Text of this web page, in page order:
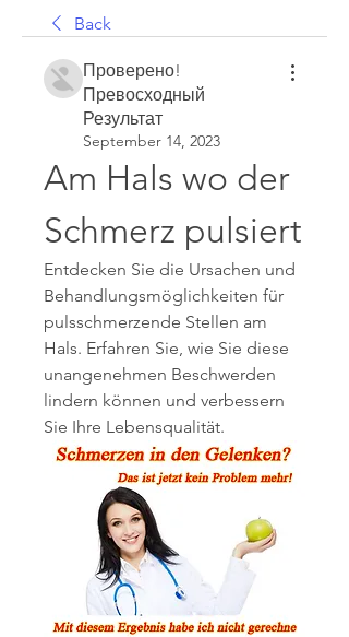
Back
Проверено!
Превосходный
Результат
September 14, 2023
Am Hals wo der
Schmerz pulsiert
Entdecken Sie die Ursachen und
Behandlungsmöglichkeiten für
pulsschmerzende Stellen am
Hals. Erfahren Sie, wie Sie diese
unangenehmen Beschwerden
lindern können und verbessern
Sie Ihre Lebensqualität.